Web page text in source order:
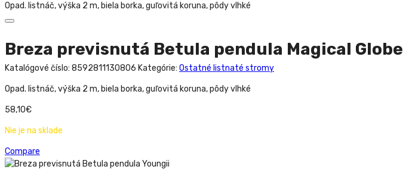
Opad. listnáč, výška 2 m, biela borka, guľovitá koruna, pôdy vlhké
Breza previsnutá Betula pendula Magical Globe
Katalógové číslo: 8592811130806 Kategórie: Ostatné listnaté stromy
Opad. listnáč, výška 2 m, biela borka, guľovitá koruna, pôdy vlhké
58,10€
Nie je na sklade
Compare